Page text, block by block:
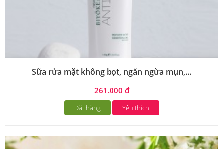
Sữa rửa mặt không bọt, ngăn ngừa mụn,...
261.000 đ
Đặt hàng Yêu thích